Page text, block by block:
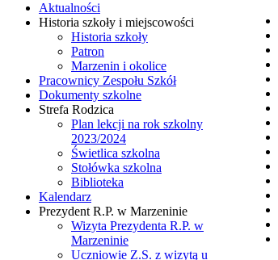
Aktualności
Historia szkoły i miejscowości
Historia szkoły
Patron
Marzenin i okolice
Pracownicy Zespołu Szkół
Dokumenty szkolne
Strefa Rodzica
Plan lekcji na rok szkolny
2023/2024
Świetlica szkolna
Stołówka szkolna
Biblioteka
Kalendarz
Prezydent R.P. w Marzeninie
Wizyta Prezydenta R.P. w
Marzeninie
Uczniowie Z.S. z wizytą u